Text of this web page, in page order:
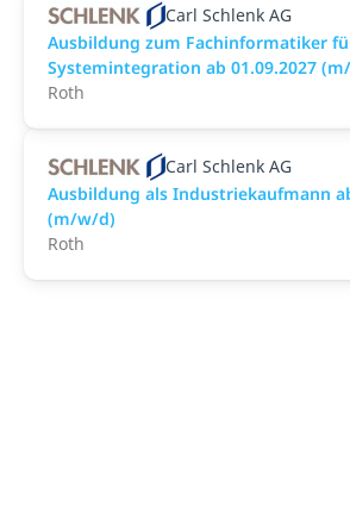
Carl Schlenk AG
Ausbildung zum Fachinformatiker
Systemintegration ab 01.09.2027
Roth
Carl Schlenk AG
Ausbildung als Industriekaufmann
(m/w/d)
Roth